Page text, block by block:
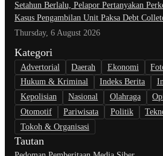
Setahun Berlalu, Pelapor Pertanyakan
Kasus Pengambilan Unit Paksa Debt
Thursday, 6 August 2026
Kategori
Advertorial Daerah Ekonomi
Hukum & Kriminal
Indeks Berita
Kepolisian
Nasional Olahraga
Otomotif
Pariwisata Politik
Tokoh & Organisasi
Tautan